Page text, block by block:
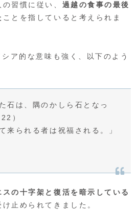
習慣に従い、 過越の食事の最後
ことを指していると考えられま
シア的な意味も強く、以下のよう
石は、隅のかしら石となっ
）
来られる者は祝福される。」
スの十字架と復活を暗示している
止められてきました。